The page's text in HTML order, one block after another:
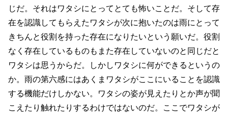
じだ。それはワタシにとってとても怖いことだ。そして存
在を認識してもらえたワタシが次に抱いたのは雨にとって
きちんと役割を持った存在になりたいという願いだ。役割
なく存在しているものもまた存在していないのと同じだと
ワタシは思うからだ。しかしワタシに何ができるというの
か。雨の第六感にはあくまワタシがここにいることを認識
する機能だけしかない。ワタシの姿が見えたりとか声が聞
こえたり触れたりするわけではないのだ。ここでワタシが